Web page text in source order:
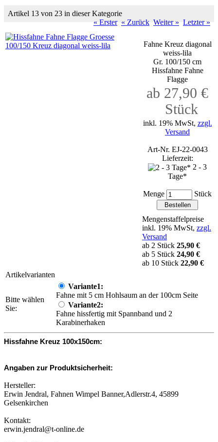
Artikel 13 von 23 in dieser Kategorie
« Erster « Zurück Weiter » Letzter »
Fahne Kreuz diagonal
weiss-lila
Gr. 100/150 cm
Hissfahne Fahne
Flagge
ab 27,90 €
Stück
inkl. 19% MwSt, zzgl.
Versand
Art-Nr. EJ-22-0043
Lieferzeit:
2 - 3
Tage*
Menge Stück
Mengenstaffelpreise
inkl. 19% MwSt, zzgl.
Versand
ab 2 Stück 25,90 €
ab 5 Stück 24,90 €
ab 10 Stück 22,90 €
Artikelvarianten
Bitte wählen
Sie:
Variante1:
Fahne mit 5 cm Hohlsaum an der 100cm Seite
Variante2:
Fahne hissfertig mit Spannband und 2
Karabinerhaken
Hissfahne Kreuz 100x150cm:
Angaben zur Produktsicherheit:
Hersteller:
Erwin Jendral, Fahnen Wimpel Banner,Adlerstr.4, 45899
Gelsenkirchen
Kontakt:
erwin.jendral@t-online.de